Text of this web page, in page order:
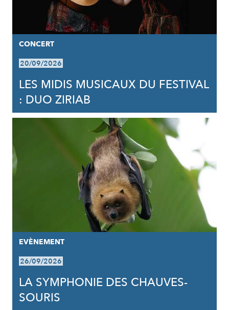
CONCERT
20/09/2026
LES MIDIS MUSICAUX DU FESTIVAL
: DUO ZIRIAB
EVÈNEMENT
26/09/2026
LA SYMPHONIE DES CHAUVES-
SOURIS